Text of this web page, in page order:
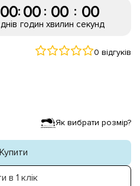
00
днів
: 00
годин
: 00
хвилин
: 00
секунд
0 відгуків
Як вибрати розмір?
Купити
в 1 клік